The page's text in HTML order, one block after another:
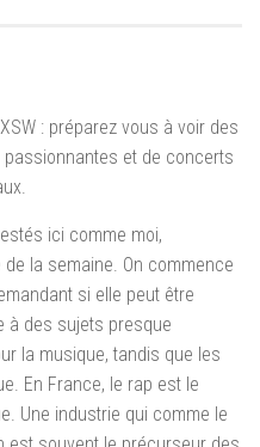
: préparez vous à voir des
et de concerts
ici comme moi,
la semaine. On commence
si elle peut être
à des sujets presque
la musique, tandis que les
En France, le rap est le
Une industrie qui comme le